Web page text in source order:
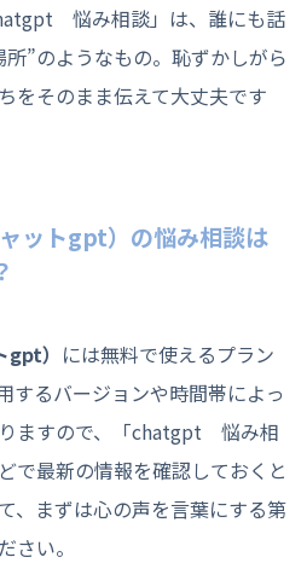
悩み相談」は、誰にも話
”のようなもの。恥ずかしがら
をそのまま伝えて大丈夫です
ャットgpt） の悩み相談は
gpt） には無料で使えるプラン
するバージョンや時間帯によっ
ますので、「chatgpt 悩み相
最新の情報を確認しておくと
、まずは心の声を言葉にする第
さい。